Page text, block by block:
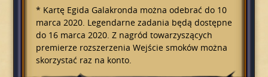
* Kartę Egida Galakronda można odebrać do 10
marca 2020. Legendarne zadania będą dostępne
do 16 marca 2020. Z nagród towarzyszących
premierze rozszerzenia Wejście smoków można
skorzystać raz na konto.